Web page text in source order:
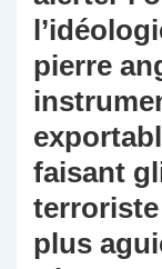
pierre
faisant
plus